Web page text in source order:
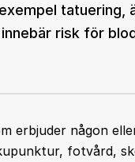
tatuering,
risk för
erbjuder någon
fotvård,